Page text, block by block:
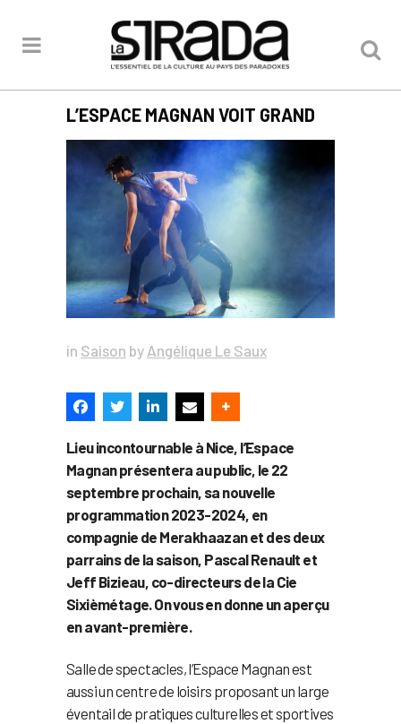
L’ESPACE MAGNAN VOIT GRAND
in Saison by Angélique Le Saux
Lieu incontournable à Nice, l’Espace
Magnan présentera au public, le 22
septembre prochain, sa nouvelle
programmation 2023-2024, en
compagnie de Merakhaazan et des deux
parrains de la saison, Pascal Renault et
Jeff Bizieau, co-directeurs de la Cie
Sixièmétage. On vous en donne un aperçu
en avant-première.
Salle de spectacles, l’Espace Magnan est
aussi un centre de loisirs proposant un large
éventail de pratiques culturelles et sportives